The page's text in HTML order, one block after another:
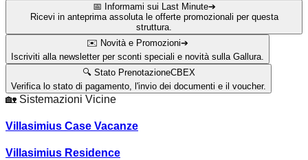
📅 Informami sui Last Minute➔
Ricevi in anteprima assoluta le offerte promozionali per questa
struttura.
✉️ Novità e Promozioni➔
Iscriviti alla newsletter per sconti speciali e novità sulla Gallura.
🔍 Stato PrenotazioneCBEX
Verifica lo stato di pagamento, l'invio dei documenti e il voucher.
🏡 Sistemazioni Vicine
Villasimius Case Vacanze
Villasimius Residence